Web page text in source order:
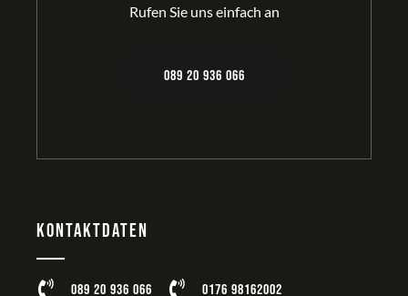
Rufen Sie uns einfach an
089 20 936 066
Kontaktdaten
089 20 936 066
0176 98162002